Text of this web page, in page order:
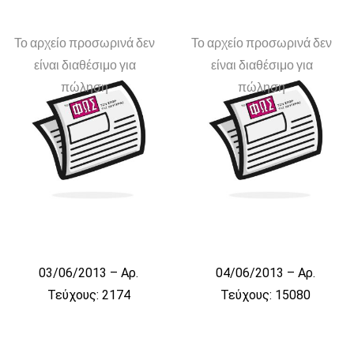
Το αρχείο προσωρινά δεν
είναι διαθέσιμο για
πώληση
03/06/2013 – Αρ.
Τεύχους: 2174
Το αρχείο προσωρινά δεν
είναι διαθέσιμο για
πώληση
04/06/2013 – Αρ.
Τεύχους: 15080